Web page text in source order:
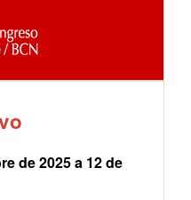
de 2025 a 12 de